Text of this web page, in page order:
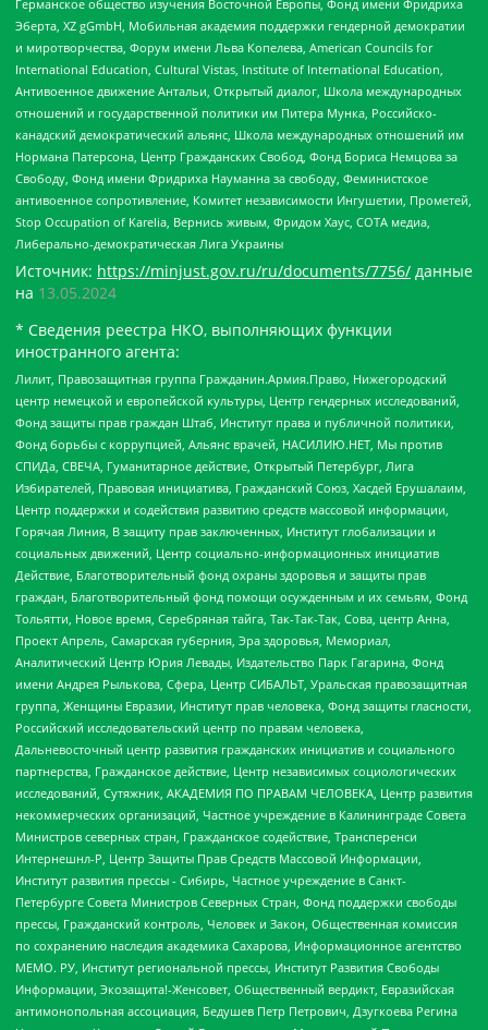
Германское общество изучения Восточной Европы, Фонд имени Фридриха
Эберта, XZ gGmbH, Мобильная академия поддержки гендерной демократии
и миротворчества, Форум имени Льва Копелева, American Councils for
International Education, Cultural Vistas, Institute of International Education,
Антивоенное движение Антальи, Открытый диалог, Школа международных
отношений и государственной политики им Питера Мунка, Российско-
канадский демократический альянс, Школа международных отношений им
Нормана Патерсона, Центр Гражданских Свобод, Фонд Бориса Немцова за
Свободу, Фонд имени Фридриха Науманна за свободу, Феминистское
антивоенное сопротивление, Комитет независимости Ингушетии, Прометей,
Stop Occupation of Karelia, Вернись живым, Фридом Хаус, СОТА медиа,
Либерально-демократическая Лига Украины
Источник: https://minjust.gov.ru/ru/documents/7756/ данные
на 13.05.2024
* Сведения реестра НКО, выполняющих функции
иностранного агента:
Лилит, Правозащитная группа Гражданин.Армия.Право, Нижегородский
центр немецкой и европейской культуры, Центр гендерных исследований,
Фонд защиты прав граждан Штаб, Институт права и публичной политики,
Фонд борьбы с коррупцией, Альянс врачей, НАСИЛИЮ.НЕТ, Мы против
СПИДа, СВЕЧА, Гуманитарное действие, Открытый Петербург, Лига
Избирателей, Правовая инициатива, Гражданский Союз, Хасдей Ерушалаим,
Центр поддержки и содействия развитию средств массовой информации,
Горячая Линия, В защиту прав заключенных, Институт глобализации и
социальных движений, Центр социально-информационных инициатив
Действие, Благотворительный фонд охраны здоровья и защиты прав
граждан, Благотворительный фонд помощи осужденным и их семьям, Фонд
Тольятти, Новое время, Серебряная тайга, Так-Так-Так, Сова, центр Анна,
Проект Апрель, Самарская губерния, Эра здоровья, Мемориал,
Аналитический Центр Юрия Левады, Издательство Парк Гагарина, Фонд
имени Андрея Рылькова, Сфера, Центр СИБАЛЬТ, Уральская правозащитная
группа, Женщины Евразии, Институт прав человека, Фонд защиты гласности,
Российский исследовательский центр по правам человека,
Дальневосточный центр развития гражданских инициатив и социального
партнерства, Гражданское действие, Центр независимых социологических
исследований, Сутяжник, АКАДЕМИЯ ПО ПРАВАМ ЧЕЛОВЕКА, Центр развития
некоммерческих организаций, Частное учреждение в Калининграде Совета
Министров северных стран, Гражданское содействие, Трансперенси
Интернешнл-Р, Центр Защиты Прав Средств Массовой Информации,
Институт развития прессы - Сибирь, Частное учреждение в Санкт-
Петербурге Совета Министров Северных Стран, Фонд поддержки свободы
прессы, Гражданский контроль, Человек и Закон, Общественная комиссия
по сохранению наследия академика Сахарова, Информационное агентство
МЕМО. РУ, Институт региональной прессы, Институт Развития Свободы
Информации, Экозащита!-Женсовет, Общественный вердикт, Евразийская
антимонопольная ассоциация, Бедушев Петр Петрович, Дзугкоева Регина